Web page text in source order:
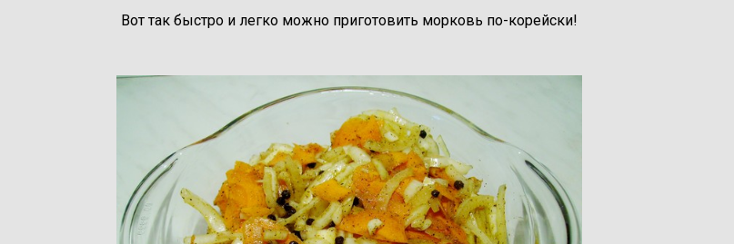
Вот так быстро и легко можно приготовить морковь по-корейски!